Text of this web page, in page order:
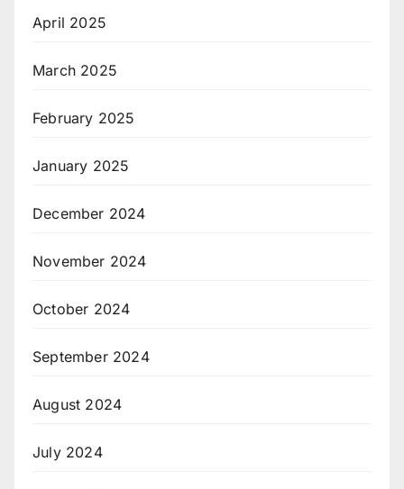
April 2025
March 2025
February 2025
January 2025
December 2024
November 2024
October 2024
September 2024
August 2024
July 2024